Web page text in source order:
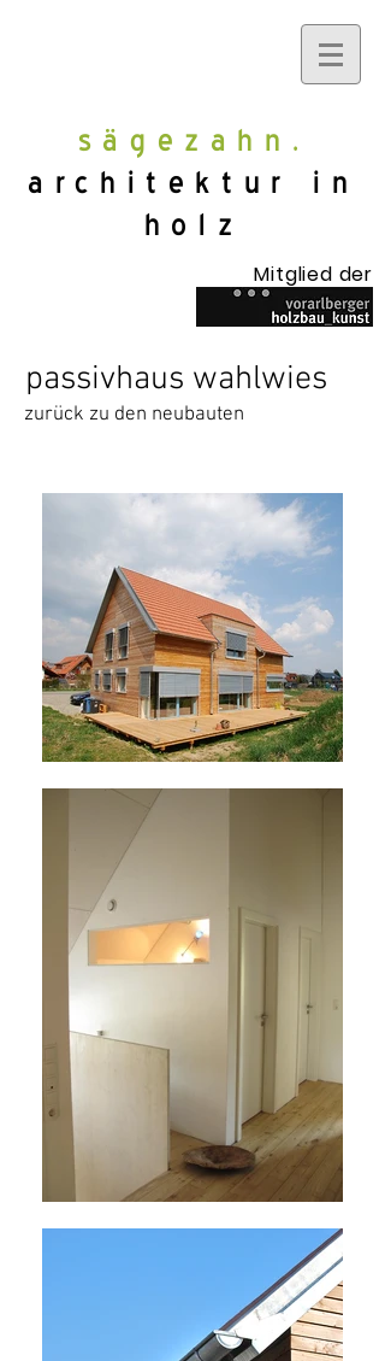
sägezahn.
architektur in
holz
Mitglied der
passivhaus wahlwies
zurück zu den neubauten